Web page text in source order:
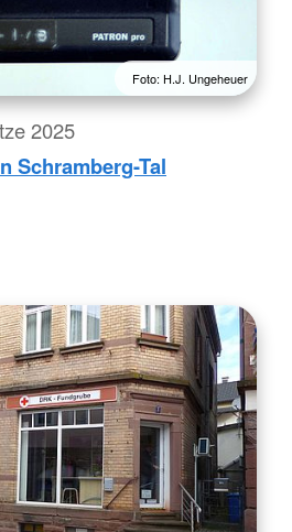
Foto: H.J. Ungeheuer
2025
Schramberg-Tal